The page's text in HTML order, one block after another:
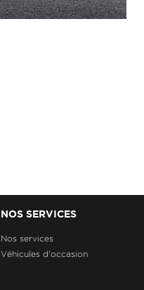
NOS SERVICES
Nos services
Véhicules d'occasion